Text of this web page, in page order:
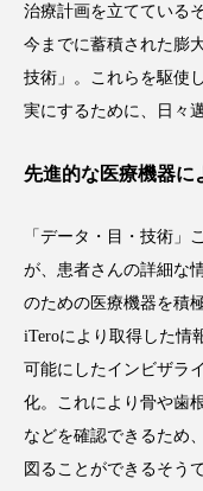
治療計画を立てている
今までに蓄積された膨
技術」。これらを駆使
実にするために、日々
先進的な医療機器に
「データ・目・技術」
が、患者さんの詳細な
のための医療機器を積
iTeroにより取得した情
可能にしたインビザラ
化。これにより骨や歯
などを確認できるため
図ることができるそう